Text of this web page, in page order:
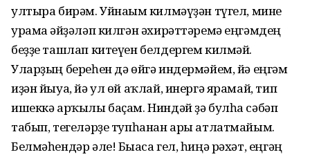
ултыра бирәм. Уйнағым килмәүҙән түгел, мине
урамға әйҙәләп килгән әхирәттәремә еңгәмдең
беҙҙе ташлап китеүен белдергем килмәй.
Уларҙың береһен дә өйгә индермәйем, йә еңгәм
иҙән йыуа, йә ул өй аҡлай, инергә ярамай, тип
ишеккә арҡылы баҫам. Ниндәй ҙә булһа сәбәп
табып, тегеләрҙе тупһанан ары атлатмайым.
Белмәһендәр әле! Бығаса гел, һиңә рәхәт, еңгәң